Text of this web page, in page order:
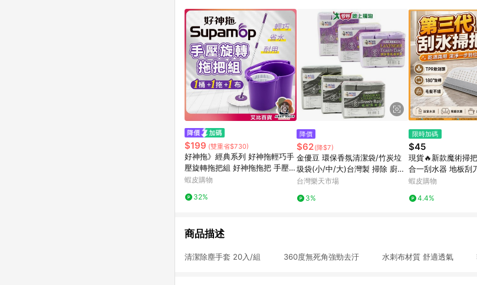
$199 (雙重省$730)
好神拖》經典系列 好神拖輕巧手
壓旋轉拖把組 好神拖拖把 手壓式
拖把 旋轉拖把 好神拖 拖把組 旋
蝦皮購物
32%
降價
$62(降$7)
金優豆 環保香氛清潔袋/竹炭垃
圾袋(小/中/大)台灣製 掃除 廚餘
回收袋 無毒 垃圾袋 清潔袋【愛
台灣樂天市場
3%
限時加碼
$45
現貨🔥新款魔術掃
合一刮水器 地板刮
刮刀掃把 膠條掃把
蝦皮購物
4.4%
商品描述
清潔除塵手套 20入/組 360度無死角強勁去汙 水刺布材質 舒適透氣 乾